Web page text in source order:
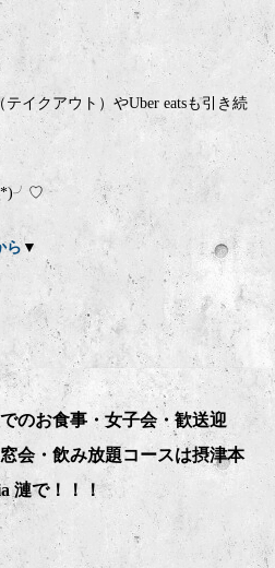
イクアウト）やUber eatsも引き続
ら ▼
のお食事・女子会・歓送迎
会・飲み放題コースは摂津本
漣で！！！